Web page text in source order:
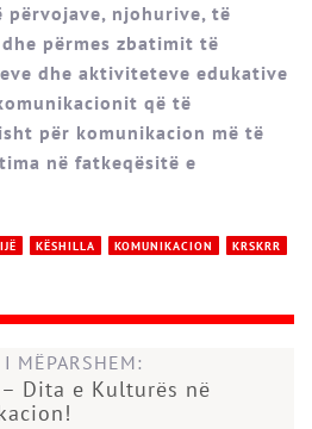
përvojave, njohurive, të
përmes zbatimit të
dhe aktiviteteve edukative
që të
për komunikacion më të
në fatkeqësitë e
KËSHILLA KOMUNIKACION
KRSKRR
MËPARSHEM:
Dita e Kulturës në